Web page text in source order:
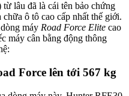
lâu đã là cái tên bảo chứng
ô tô cao cấp nhất thế giới.
máy Road Force Elite cao
máy cân bằng động thông
Force lên tới 567 kg